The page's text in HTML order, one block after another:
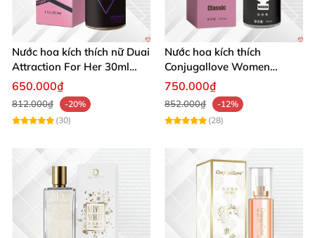
Nước hoa kích thích nữ Duai
Attraction For Her 30ml
tăng cường hưng phấn sôi
650.000₫
812.000₫
-20%
(30)
Nước hoa kích thích
Conjugallove Women
29.5ml hấp dẫn đam mê
750.000₫
852.000₫
-12%
(28)